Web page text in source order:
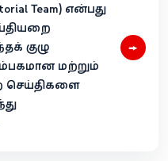
Team) என்பது
குழு
மற்றும்
செய்திகளை
→